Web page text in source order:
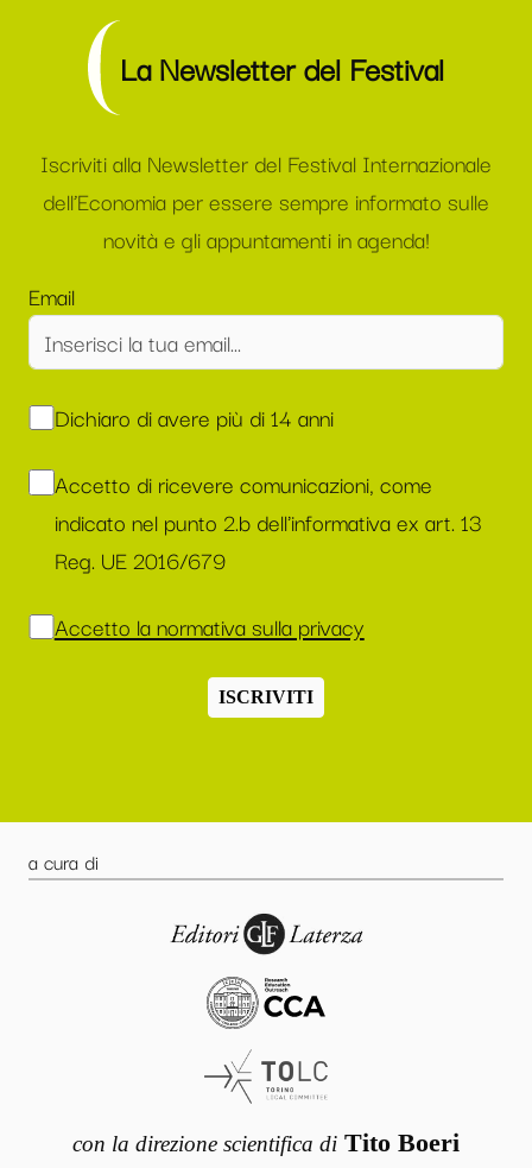
La Newsletter del Festival
Iscriviti alla Newsletter del Festival Internazionale
dell’Economia per essere sempre informato sulle
novità e gli appuntamenti in agenda!
Email
Dichiaro di avere più di 14 anni
Accetto di ricevere comunicazioni, come
indicato nel punto 2.b dell'informativa ex art. 13
Reg. UE 2016/679
Accetto la normativa sulla privacy
ISCRIVITI
a cura di
con la direzione scientifica di Tito Boeri